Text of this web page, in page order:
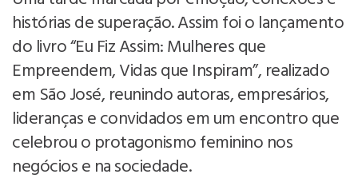
histórias de superação. Assim foi o lançamento
do livro “Eu Fiz Assim: Mulheres que
Empreendem, Vidas que Inspiram”, realizado
em São José, reunindo autoras, empresários,
lideranças e convidados em um encontro que
celebrou o protagonismo feminino nos
negócios e na sociedade.